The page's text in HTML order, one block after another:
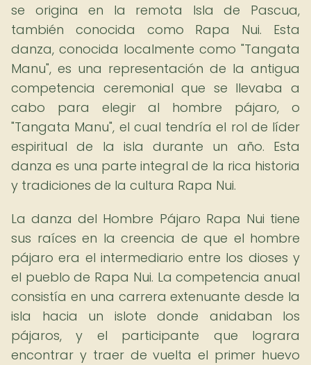
se origina en la remota Isla de Pascua,
también conocida como Rapa Nui. Esta
danza, conocida localmente como "Tangata
Manu", es una representación de la antigua
competencia ceremonial que se llevaba a
cabo para elegir al hombre pájaro, o
"Tangata Manu", el cual tendría el rol de líder
espiritual de la isla durante un año. Esta
danza es una parte integral de la rica historia
y tradiciones de la cultura Rapa Nui.
La danza del Hombre Pájaro Rapa Nui tiene
sus raíces en la creencia de que el hombre
pájaro era el intermediario entre los dioses y
el pueblo de Rapa Nui. La competencia anual
consistía en una carrera extenuante desde la
isla hacia un islote donde anidaban los
pájaros, y el participante que lograra
encontrar y traer de vuelta el primer huevo